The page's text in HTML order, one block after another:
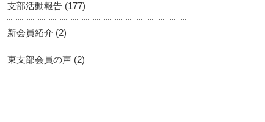
支部活動報告 (177)
新会員紹介 (2)
東支部会員の声 (2)